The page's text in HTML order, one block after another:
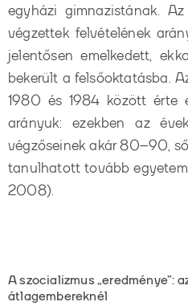
egyházi gimnazistának.
végzettek felvételének
jelentősen emelkedett,
bekerült a felsőoktatásba.
1980 és 1984 között érte
arányuk: ezekben az
végzőseinek akár 80–90,
tanulhatott tovább
2008).
A szocializmus „eredménye”:
átlagembereknél